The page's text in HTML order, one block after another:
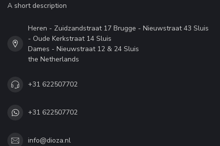
A short description
Heren - Zuidzandstraat 17 Brugge - Nieuwstraat 43 Sluis
- Oude Kerkstraat 14 Sluis
Dames - Nieuwstraat 12 & 24 Sluis
the Netherlands
+31 622507702
+31 622507702
info@dioza.nl